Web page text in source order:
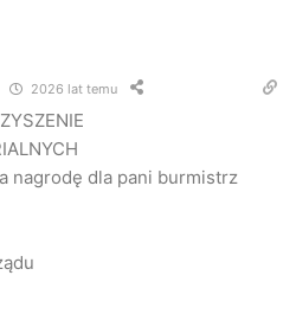
2026 lat temu
nagrodę dla pani burmistrz